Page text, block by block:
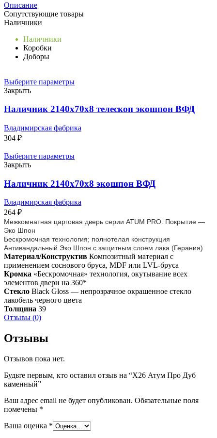
Описание
Сопутствующие товары
Наличники
Наличники
Коробки
Доборы
Выберите параметры
Закрыть
Наличник 2140x70x8 телескоп экошпон ВФД
Владимирская фабрика
304 ₽
Выберите параметры
Закрыть
Наличник 2140x70x8 экошпон ВФД
Владимирская фабрика
264 ₽
Межкомнатная царговая дверь серии ATUM PRO. Покрытие —
Эко Шпон
Бескромочная технология; полнотелая конструкция
Антивандальный Эко Шпон с защитным слоем лака (Герания)
Материал/Конструктив Композитный материал с
применением соснового бруса, MDF или LVL-бруса
Кромка «Бескромочная» технология, окутывание всех
элементов двери на 360*
Стекло Black Gloss — непрозрачное окрашенное стекло
лакобель черного цвета
Толщина 39
Отзывы (0)
Отзывы
Отзывов пока нет.
Будьте первым, кто оставил отзыв на “Х26 Атум Про Дуб
каменный”
Ваш адрес email не будет опубликован. Обязательные поля
помечены *
Ваша оценка *